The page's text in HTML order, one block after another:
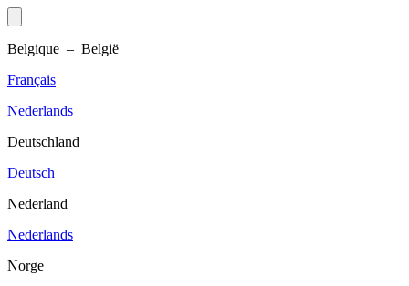
Belgique – België
Français
Nederlands
Deutschland
Deutsch
Nederland
Nederlands
Norge